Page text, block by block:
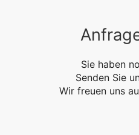
Sie haben
Senden Sie
Wir freuen uns